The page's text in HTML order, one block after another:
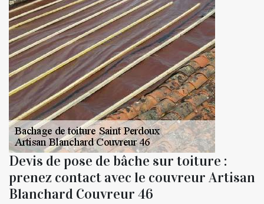
Devis de pose de bâche sur toiture :
prenez contact avec le couvreur Artisan
Blanchard Couvreur 46